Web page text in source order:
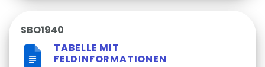
SBO1940
TABELLE MIT
FELDINFORMATIONEN